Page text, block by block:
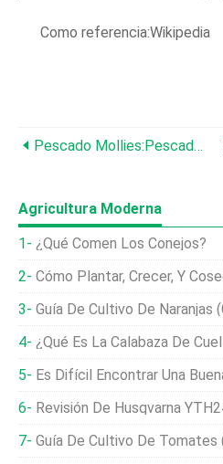
Como referencia:Wikipedia
Pescado Mollies:Pescado De Color Amarillo Moteado Y Negro
Agricultura Moderna
¿Qué Comen Los Conejos?
Cómo Plantar, Crecer, Y
Guía De Cultivo De Naranjas
¿Qué Es La Calabaza De Cuello Recto? Aprenda
Es Difícil Encontrar Una
Revisión De Husqvarna YTH24V54:una Cortadora
Guía De Cultivo De Tomates